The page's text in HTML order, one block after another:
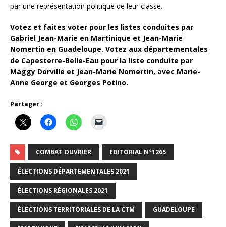
par une représentation politique de leur classe.
Votez et faites voter pour les listes conduites par
Gabriel Jean-Marie en Martinique et Jean-Marie
Nomertin en Guadeloupe. Votez aux départementales
de Capesterre-Belle-Eau pour la liste conduite par
Maggy Dorville et Jean-Marie Nomertin, avec Marie-
Anne George et Georges Potino.
Partager :
COMBAT OUVRIER EDITORIAL N°1265
ÉLECTIONS DÉPARTEMENTALES 2021
ÉLECTIONS RÉGIONALES 2021
ÉLECTIONS TERRITORIALES DE LA CTM GUADELOUPE